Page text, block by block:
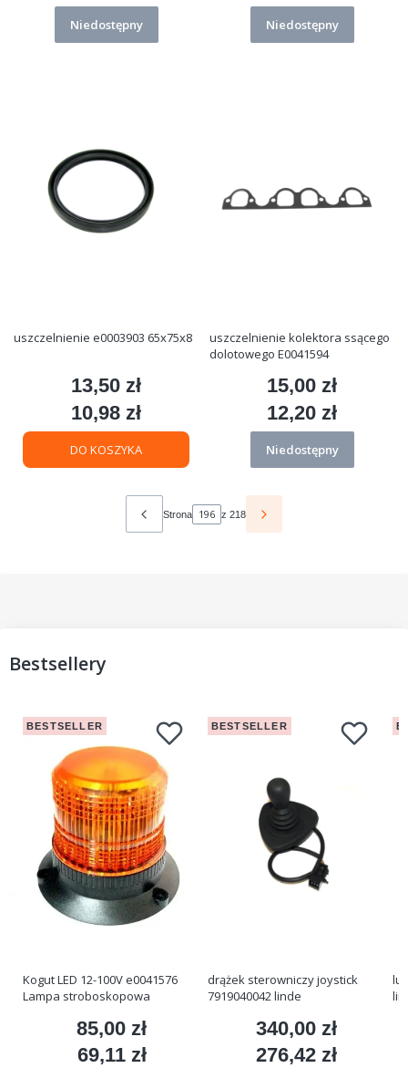
Niedostępny Niedostępny
uszczelnienie e0003903 65x75x8
Cena
13,50 zł
Cena
10,98 zł
DO KOSZYKA
uszczelnienie kolektora ssącego
dolotowego E0041594
Cena
15,00 zł
Cena
12,20 zł
Niedostępny
Strona z 218
Bestsellery
BESTSELLER
Kogut LED 12-100V e0041576
Lampa stroboskopowa
Cena
85,00 zł
Cena
69,11 zł
BESTSELLER
drążek sterowniczy joystick
7919040042 linde
Cena
340,00 zł
Cena
276,42 zł